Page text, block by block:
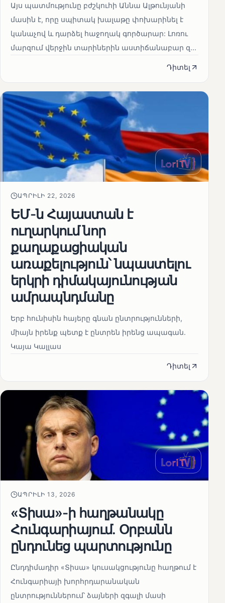
Այս պատմությունը բժշկուհի Աննա Ալթունյանի
մասին է, որը սպիտակ խալաթը փոխարինել է
կանաչով և դարձել հաջողակ գործարար: Լոռու
մարզում վերջին տարիներին աստիճանաբար զ...
Դիտել
ԱՊՐԻԼԻ 22, 2026
ԵՄ-ն Հայաստան է
ուղարկում նոր
քաղաքացիական
առաքելություն՝ նպաստելու
երկրի դիմակայունության
ամրապնդմանը
Երբ հունիսին հայերը գնան ընտրությունների,
միայն իրենք պետք է ընտրեն իրենց ապագան.
Կայա Կալլաս
Դիտել
ԱՊՐԻԼԻ 13, 2026
«Տիսա»-ի հաղթանակը
Հունգարիայում․ Օրբանն
ընդունեց պարտությունը
Ընդդիմադիր «Տիսա» կուսակցությունը հաղթում է
Հունգարիայի խորհրդարանական
ընտրություններում՝ ձայների զգալի մասի